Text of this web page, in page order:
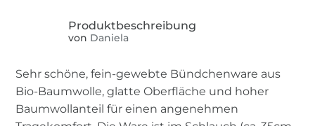
von Daniela
Sehr schöne, fein-gewebte Bündchenware aus
Bio-Baumwolle, glatte Oberfläche und hoher
Baumwollanteil für einen angenehmen